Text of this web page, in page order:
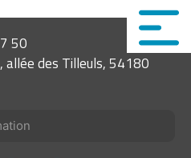
50
allée des Tilleuls, 54180